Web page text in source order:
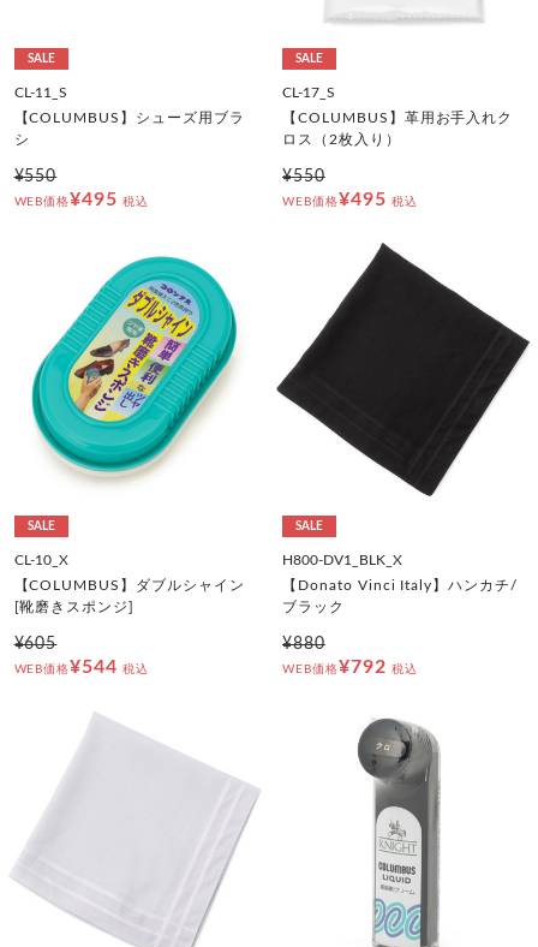
SALE
CL-11_S
【COLUMBUS】シューズ用ブラ
シ
¥550
WEB価格¥495 税込
SALE
CL-17_S
【COLUMBUS】革用お手入れク
ロス（2枚入り）
¥550
WEB価格¥495 税込
SALE
CL-10_X
【COLUMBUS】ダブルシャイン
[靴磨きスポンジ]
¥605
WEB価格¥544 税込
SALE
H800-DV1_BLK_X
【Donato Vinci Italy】ハンカチ/
ブラック
¥880
WEB価格¥792 税込